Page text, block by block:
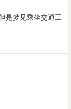
是梦见乘坐交通工